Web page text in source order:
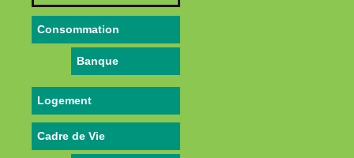
Consommation
Banque
Logement
Cadre de Vie